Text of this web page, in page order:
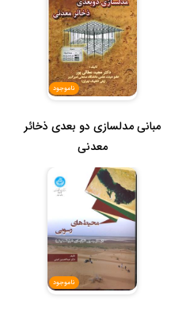
ناموجود
مبانی مدلسازی دو بعدی ذخائر
معدنی
ناموجود